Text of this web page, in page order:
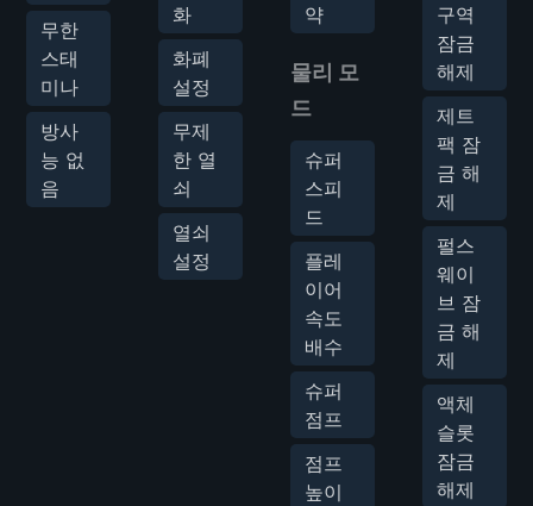
무한
스태
미나
방사
능 없
음
화
화폐
설정
무제
한 열
쇠
열쇠
설정
약
물리 모
드
슈퍼
스피
드
플레
이어
속도
배수
슈퍼
점프
점프
높이
구역
잠금
해제
제트
팩 잠
금 해
제
펄스
웨이
브 잠
금 해
제
액체
슬롯
잠금
해제